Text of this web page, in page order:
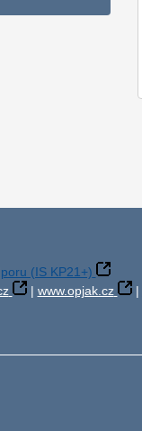
(IS KP21+)
| www.opjak.cz |